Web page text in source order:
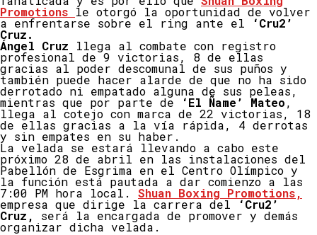
Promotions le otorgó la oportunidad de volver
a enfrentarse sobre el ring ante el ‘Cru2’
Cruz.
Ángel Cruz llega al combate con registro
profesional de 9 victorias, 8 de ellas
gracias al poder descomunal de sus puños y
también puede hacer alarde de que no ha sido
derrotado ni empatado alguna de sus peleas,
mientras que por parte de ‘El Ñame’ Mateo,
llega al cotejo con marca de 22 victorias, 18
de ellas gracias a la vía rápida, 4 derrotas
y sin empates en su haber.
La velada se estará llevando a cabo este
próximo 28 de abril en las instalaciones del
Pabellón de Esgrima en el Centro Olímpico y
la función está pautada a dar comienzo a las
7:00 PM hora local. Shuan Boxing Promotions,
empresa que dirige la carrera del ‘Cru2’
Cruz, será la encargada de promover y demás
organizar dicha velada.